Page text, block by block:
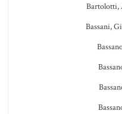
Bartolotti,
Bassani,